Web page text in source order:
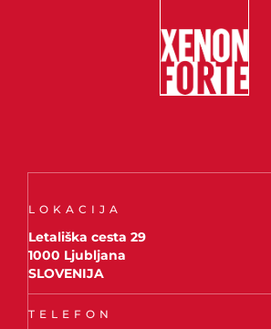
LOKACIJA
Letališka cesta 29
1000 Ljubljana
SLOVENIJA
TELEFON